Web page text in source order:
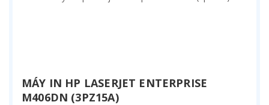
MÁY IN HP LASERJET ENTERPRISE
M406DN (3PZ15A)